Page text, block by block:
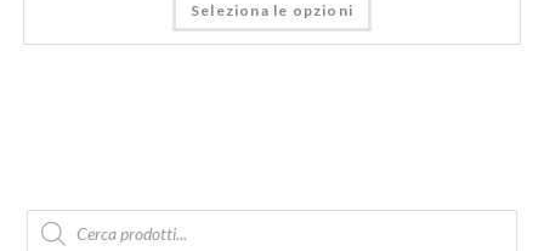
Seleziona le opzioni
Products
search